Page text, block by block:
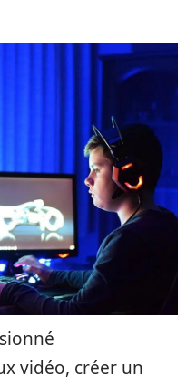
vidéo, créer un